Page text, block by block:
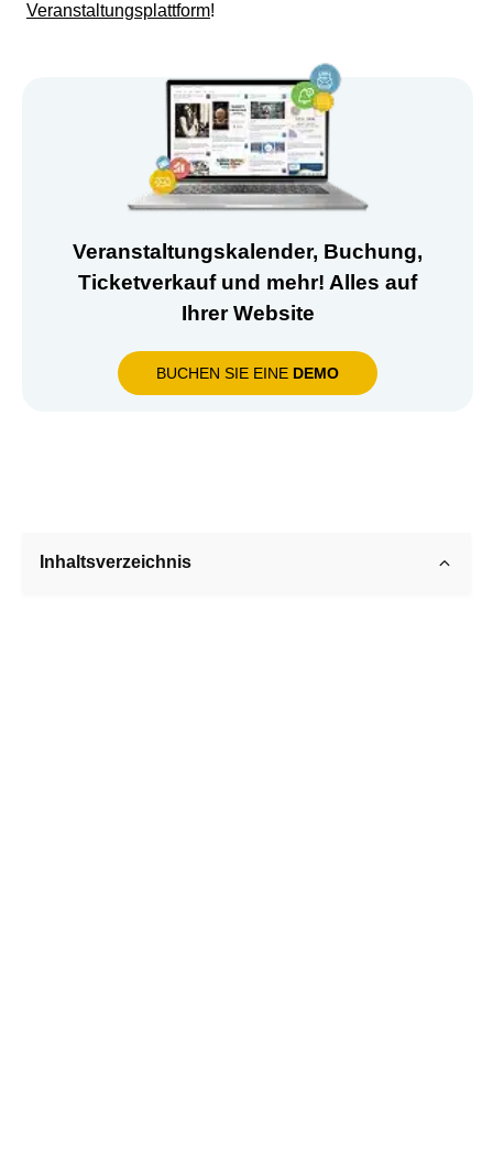
Veranstaltungsplattform!
Veranstaltungskalender, Buchung,
Ticketverkauf und mehr! Alles auf
Ihrer Website
BUCHEN SIE EINE DEMO
Inhaltsverzeichnis